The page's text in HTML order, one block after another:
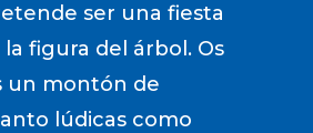
ser una fiesta
figura del árbol. Os
un montón de
lúdicas como